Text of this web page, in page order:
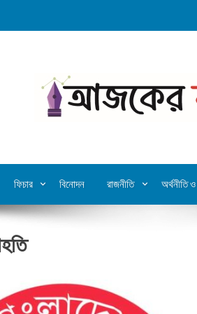
ফিচার বিনোদন রাজনীতি অর্থনীতি